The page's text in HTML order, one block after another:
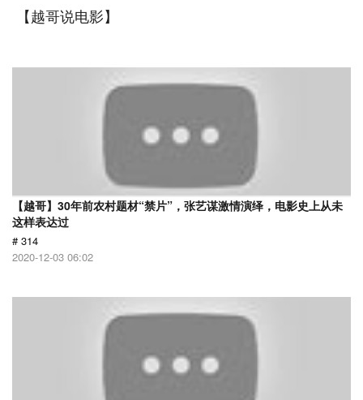
【越哥说电影】
【越哥】30年前农村题材“禁片”，张艺谋激情演绎，电影史上从未
这样表达过
# 314
2020-12-03 06:02